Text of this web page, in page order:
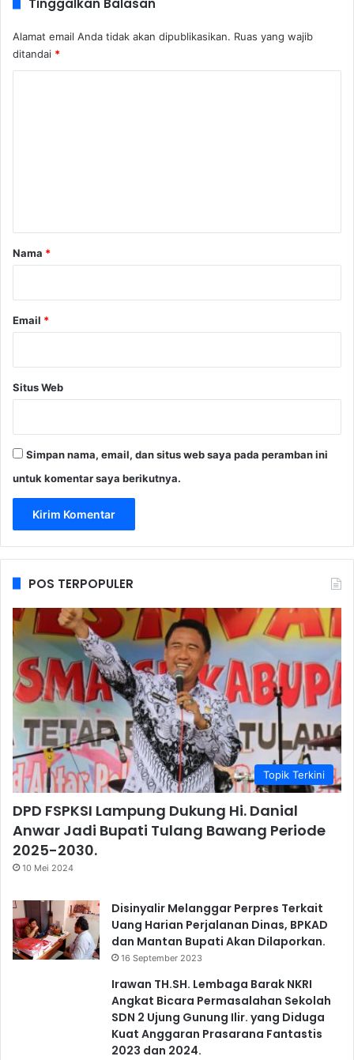
Tinggalkan Balasan
Alamat email Anda tidak akan dipublikasikan. Ruas yang wajib
ditandai *
rNama *
Email *
Situs Web
Simpan nama, email, dan situs web saya pada peramban ini
untuk komentar saya berikutnya.
POS TERPOPULER
Topik Terkini
DPD FSPKSI Lampung Dukung Hi. Danial
Anwar Jadi Bupati Tulang Bawang Periode
2025-2030.
10 Mei 2024
Disinyalir Melanggar Perpres Terkait
Uang Harian Perjalanan Dinas, BPKAD
dan Mantan Bupati Akan Dilaporkan.
16 September 2023
Irawan TH.SH. Lembaga Barak NKRI
Angkat Bicara Permasalahan Sekolah
SDN 2 Ujung Gunung Ilir. yang Diduga
Kuat Anggaran Prasarana Fantastis
2023 dan 2024.